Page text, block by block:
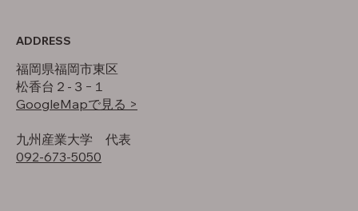
ADDRESS
福岡県福岡市東区
松香台２-３−１
GoogleMapで見る >
​九州産業大学 代表
092-673-5050